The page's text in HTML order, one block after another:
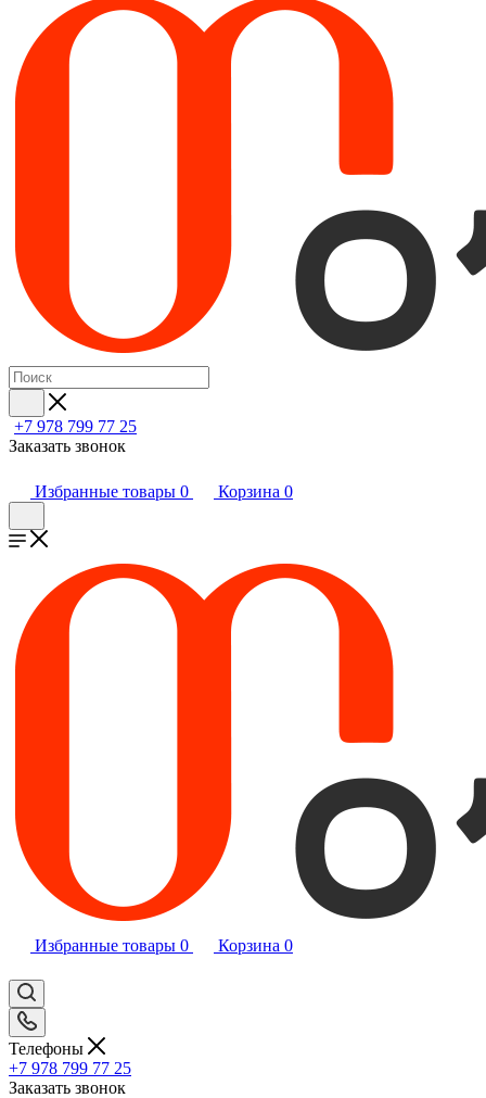
+7 978 799 77 25
Заказать звонок
Избранные товары 0 Корзина 0
Избранные товары 0 Корзина 0
Телефоны
+7 978 799 77 25
Заказать звонок